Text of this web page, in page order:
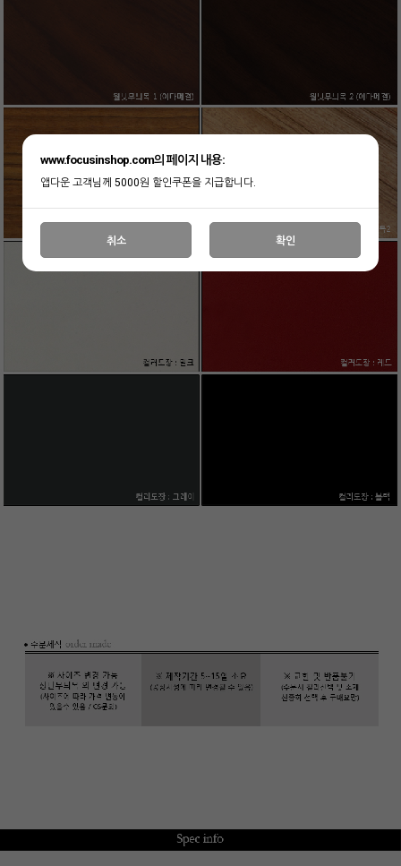
www.focusinshop.com의 페이지 내용:
앱다운 고객님께 5000원 할인쿠폰을 지급합니다.
취소 확인